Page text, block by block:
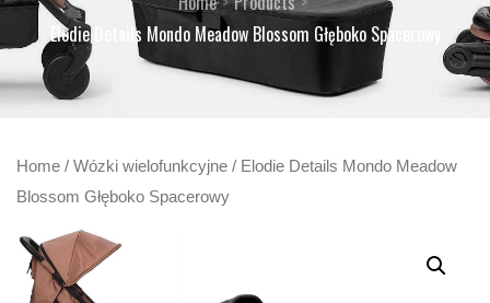
Elodie Details Mondo Meadow Blossom Głęboko Spacerowy
Home / Wózki wielofunkcyjne / Elodie Details Mondo Meadow
Blossom Głęboko Spacerowy